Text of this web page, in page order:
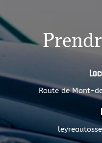
Route de Mont-